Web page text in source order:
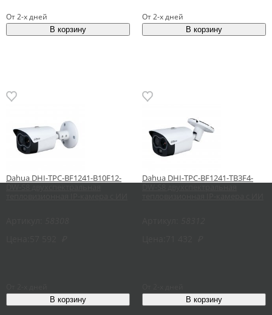
От 2-х дней От 2-х дней
Dahua DHI-TPC-BF1241-B10F12-
Dahua DHI-TPC-BF1241-TB3F4-